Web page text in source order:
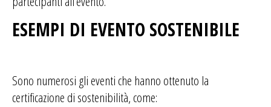
ESEMPI DI EVENTO SOSTENIBILE
Sono numerosi gli eventi che hanno ottenuto la
certificazione di sostenibilità, come: